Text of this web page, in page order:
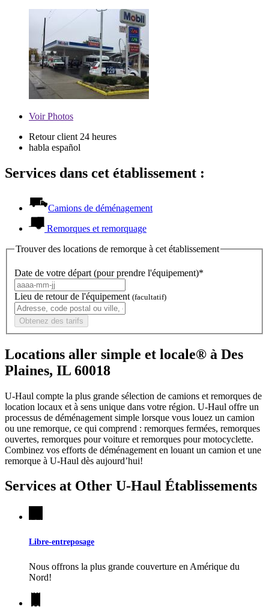
VoirPhotos
Retour client 24 heures
habla español
Services dans cet établissement :
Camions de déménagement
Remorques et remorquage
Trouver des locations de remorque à cet établissement
Date de votre départ (pour prendre l'équipement)*
Lieu de retour de l'équipement (facultatif)
Obtenez des tarifs
Locations aller simple et locale® à Des
Plaines, IL 60018
U-Haul compte la plus grande sélection de camions et remorques de
location locaux et à sens unique dans votre région. U-Haul offre un
processus de déménagement simple lorsque vous louez un camion
ou une remorque, ce qui comprend : remorques fermées, remorques
ouvertes, remorques pour voiture et remorques pour motocyclette.
Combinez vos efforts de déménagement en louant un camion et une
remorque à U-Haul dès aujourd’hui!
Services at Other U-Haul Établissements
Libre-entreposage
Nous offrons la plus grande couverture en Amérique du
Nord!